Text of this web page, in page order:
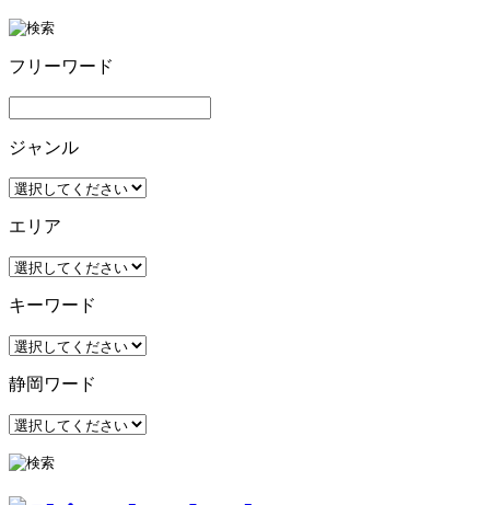
フリーワード
ジャンル
エリア
キーワード
静岡ワード